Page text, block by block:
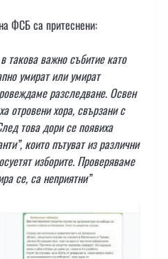
ФСБ са притеснени:
такова важно събитие като
умират или умират
разследване. Освен
отровени хора, свързани с
това дори се появиха
които пътуват из различни
изборите. Проверяваме
се, са неприятни”